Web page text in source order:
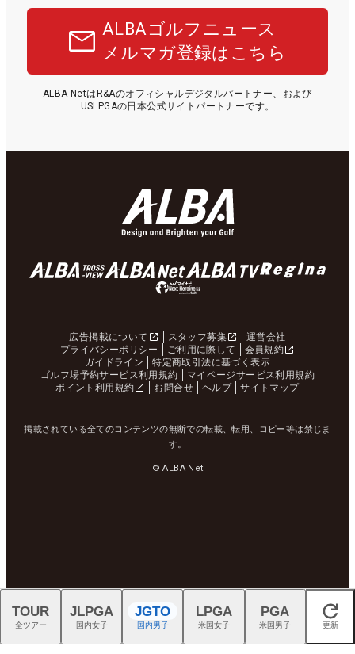
ALBAゴルフニュース
メルマガ登録はこちら
ALBA NetはR&Aのオフィシャルデジタルパートナー、および
USLPGAの日本公式サイトパートナーです。
広告掲載について スタッフ募集
運営会社
プライバシーポリシー
ご利用に際して
会員規約
ガイドライン
特定商取引法に基づく表示
ゴルフ場予約サービス利用規約
マイページサービス利用規約
ポイント利用規約
お問合せ ヘルプ サイトマップ
掲載されている全てのコンテンツの無断での転載、転用、コピー等は禁じま
す。
© ALBA Net
閉じる
TOUR
全ツアー
JLPGA
国内女子
JGTO
国内男子
LPGA
米国女子
PGA
米国男子 更新